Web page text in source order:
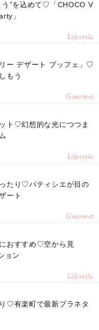
う”を込めて♡「CHOCO V
」
Lifestyle
ー デザート ブッフェ」♡
もう
Gourmet
ト♡幻想的な光につつま
Lifestyle
たり♡パティシエが目の
ート
Gourmet
おすすめ♡空から見
ョン
Lifestyle
♡有楽町で最新プラネタ